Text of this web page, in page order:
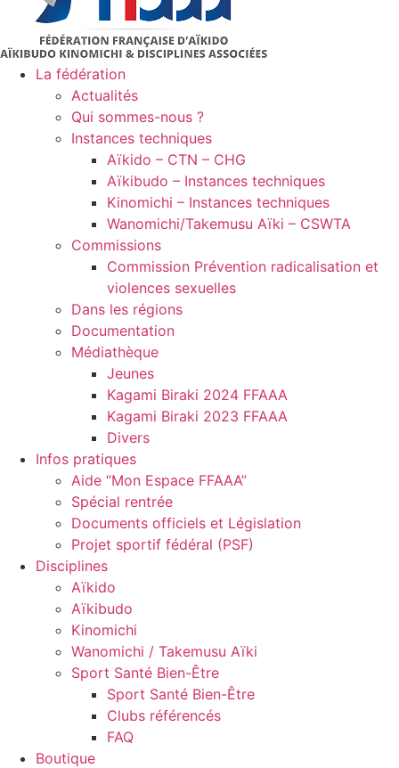
La fédération
Actualités
Qui sommes-nous ?
Instances techniques
Aïkido – CTN – CHG
Aïkibudo – Instances techniques
Kinomichi – Instances techniques
Wanomichi/Takemusu Aïki – CSWTA
Commissions
Commission Prévention radicalisation et
violences sexuelles
Dans les régions
Documentation
Médiathèque
Jeunes
Kagami Biraki 2024 FFAAA
Kagami Biraki 2023 FFAAA
Divers
Infos pratiques
Aide “Mon Espace FFAAA”
Spécial rentrée
Documents officiels et Législation
Projet sportif fédéral (PSF)
Disciplines
Aïkido
Aïkibudo
Kinomichi
Wanomichi / Takemusu Aïki
Sport Santé Bien-Être
Sport Santé Bien-Être
Clubs référencés
FAQ
Boutique